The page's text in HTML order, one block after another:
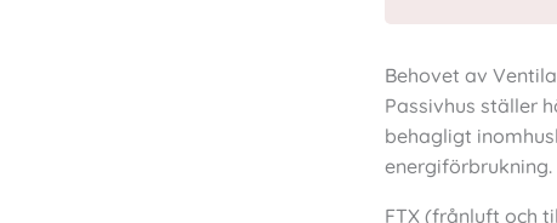
Behovet av
Passivhus ställer
behagligt
energiförbrukning.
FTX (frånluft och